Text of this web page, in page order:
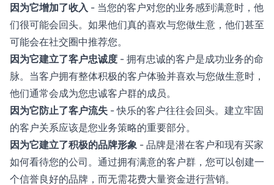
因为它增加了收入 - 当您的客户对您的业务感到满意时，他
们很可能会回头。如果他们真的喜欢与您做生意，他们甚至
可能会在社交圈中推荐您。
因为它建立了客户忠诚度 - 拥有忠诚的客户是成功业务的命
脉。当客户拥有整体积极的客户体验并喜欢与您做生意时，
他们通常会成为您忠诚客户群的成员。
因为它防止了客户流失 - 快乐的客户往往会回头。建立牢固
的客户关系应该是您业务策略的重要部分。
因为它建立了积极的品牌形象 - 品牌是潜在客户和现有买家
如何看待您的公司。通过拥有满意的客户群，您可以创建一
个信誉良好的品牌，而无需花费大量资金进行营销。